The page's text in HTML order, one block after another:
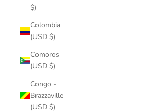
$)
Colombia
(USD $)
Comoros
(USD $)
Congo -
Brazzaville
(USD $)